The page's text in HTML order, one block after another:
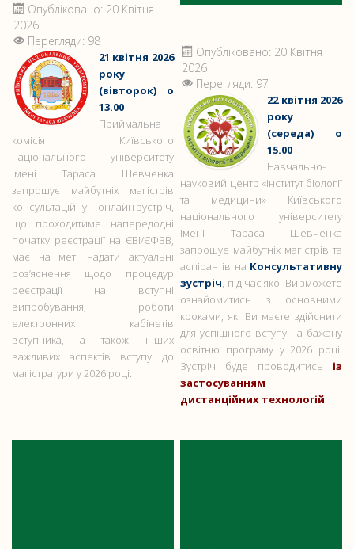
Опубліковано: 20 Квітня
2026
Перегляди: 98
21 квітня 2026
року
(вівторок) о
13.00
Приймальна
комісія Київського
національного університету
імені Тараса Шевченка
запрошує майбутніх магістрів
консультаційну онлайн-зустріч,
що проходитиме напередодні
початку реєстрації на ЄВІ/ЄФВВ,
має на меті надати актуальні
роз’яснення щодо процедур
реєстрації на вступні
випробування, роботи
електронних кабінетів
вступника, а також інших
важливих аспектів вступу до
магістратури у 2026 році.
Опубліковано: 20 Квітня
2026
Перегляди: 97
22 квітня 2026
року
(середа) о
15.00
Навчально-
науковий центр «Інститут біології
та медицини» Київського
національного університету
імені Тараса Шевченка
запрошує майбутніх магістрів та
аспірантів на Консультативну
зустріч , під час якої Ви зможете
ознайомитись з основними
кроками, які Ви маєте здійснити
для успішного вступу на бажану
освітню програму у 2026 році.
Зустріч буде проводитись із
застосуванням
дистанційних технологій